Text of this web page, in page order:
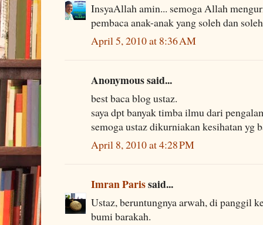
InsyaAllah amin... semoga Allah
pembaca anak-anak yang soleh dan
April 5, 2010 at 8:36 AM
Anonymous said...
best baca blog ustaz.
saya dpt banyak timba ilmu dari
semoga ustaz dikurniakan kesihatan yg
April 8, 2010 at 4:28 PM
Imran Parissaid...
Ustaz, beruntungnya arwah, di panggil
bumi barakah.